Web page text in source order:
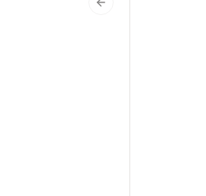
Previous slide